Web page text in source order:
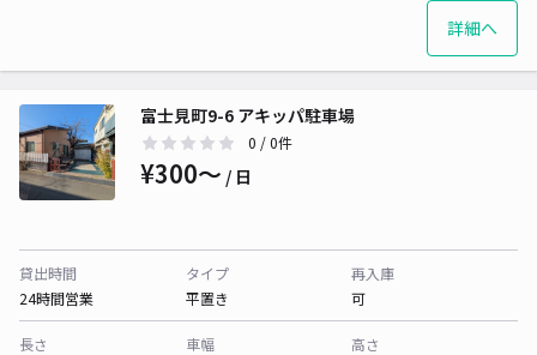
詳細へ
富士見町9-6 アキッパ駐車場
0 / 0件
¥300〜 / 日
貸出時間
24時間営業
タイプ
平置き
再入庫
可
長さ
車幅
高さ